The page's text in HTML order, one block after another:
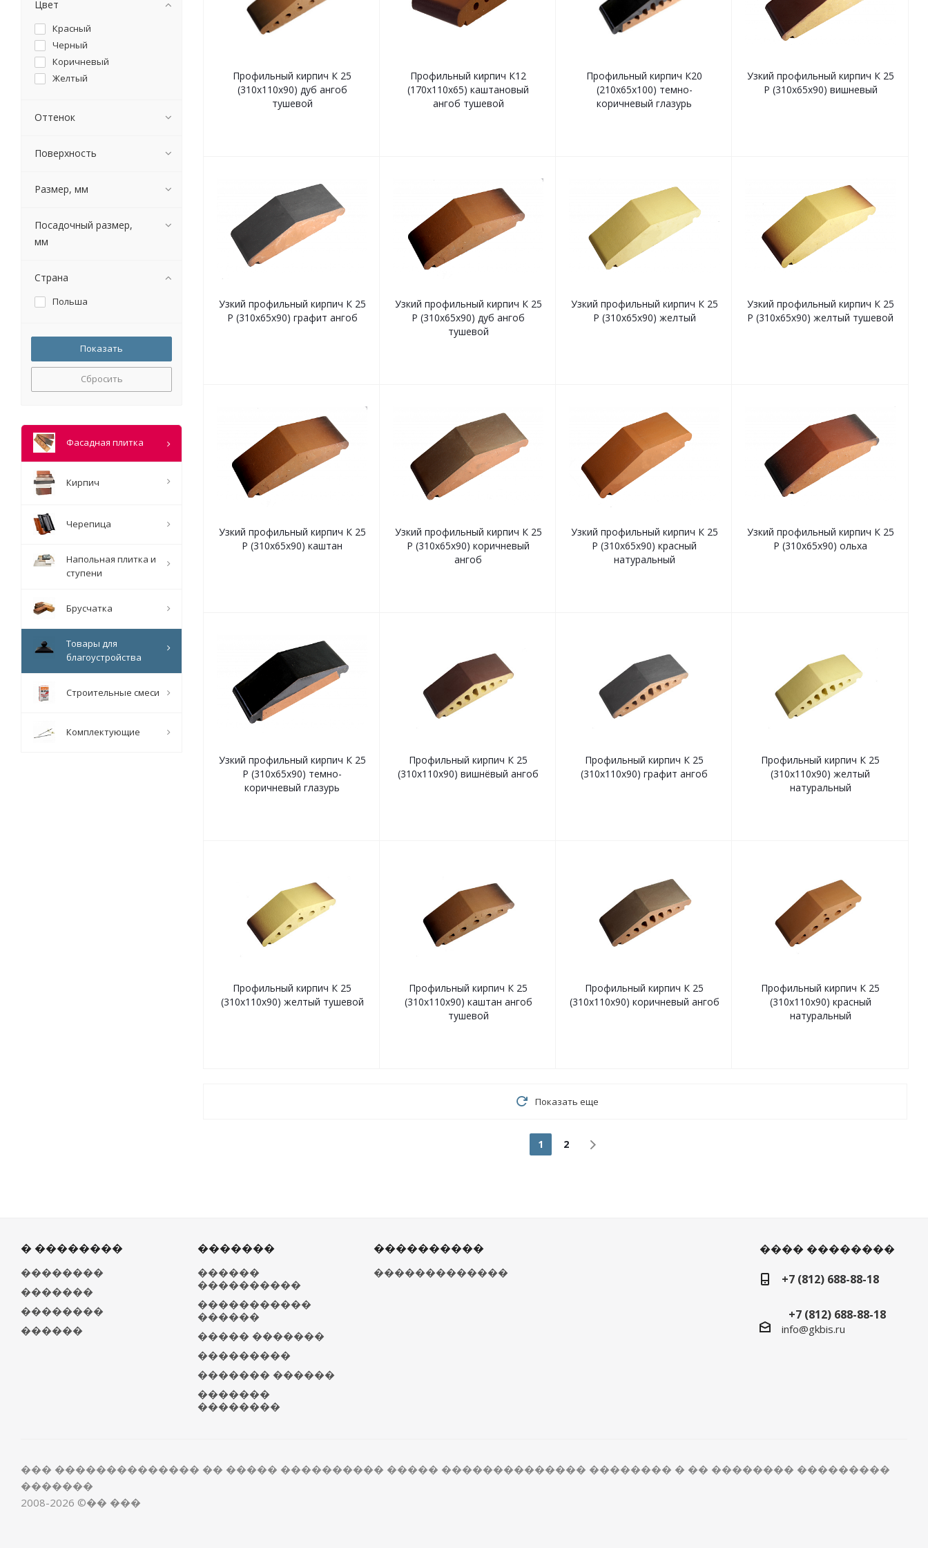
Профильный кирпич К 25
(310х110х90) дуб ангоб
тушевой
Профильный кирпич К12
(170х110х65) каштановый
ангоб тушевой
Профильный кирпич К20
(210х65х100) темно-
коричневый глазурь
Узкий профильный кирпич К 25
Р (310х65х90) вишневый
Узкий профильный кирпич К 25
Р (310х65х90) графит ангоб
Узкий профильный кирпич К 25
Р (310х65х90) дуб ангоб
тушевой
Узкий профильный кирпич К 25
Р (310х65х90) желтый
Узкий профильный кирпич К 25
Р (310х65х90) желтый тушевой
Узкий профильный кирпич К 25
Р (310х65х90) каштан
Узкий профильный кирпич К 25
Р (310х65х90) коричневый
ангоб
Узкий профильный кирпич К 25
Р (310х65х90) красный
натуральный
Узкий профильный кирпич К 25
Р (310х65х90) ольха
Узкий профильный кирпич К 25
Р (310х65х90) темно-
коричневый глазурь
Профильный кирпич К 25
(310х110х90) вишнёвый ангоб
Профильный кирпич К 25
(310х110х90) графит ангоб
Профильный кирпич К 25
(310х110х90) желтый
натуральный
Профильный кирпич К 25
(310х110х90) желтый тушевой
Профильный кирпич К 25
(310х110х90) каштан ангоб
тушевой
Профильный кирпич К 25
(310х110х90) коричневый ангоб
Профильный кирпич К 25
(310х110х90) красный
натуральный
Показать еще
1 2
Цвет
Красный
Черный
Коричневый
Желтый
Оттенок
Поверхность
Размер, мм
Посадочный размер,
мм
Страна
Польша
Сбросить
Фасадная плитка
Кирпич
Черепица
Напольная плитка и
ступени
Брусчатка
Товары для
благоустройства
Строительные смеси
Комплектующие
� ��������
��������
�������
��������
������
�������
������
����������
�����������
������
����� �������
���������
������� ������
�������
��������
����������
�������������
���� ��������
+7 (812) 688-88-18
+7 (812) 688-88-18
info@gkbis.ru
��� �������������� �� ����� ���������� ����� �������������� �������� � �� �������� ���������
�������
2008-2026 ©�� ���